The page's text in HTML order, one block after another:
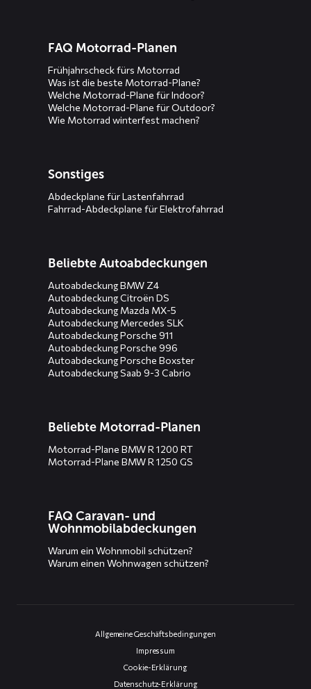
FAQ Motorrad-Planen
Frühjahrscheck fürs Motorrad
Was ist die beste Motorrad-Plane?
Welche Motorrad-Plane für Indoor?
Welche Motorrad-Plane für Outdoor?
Wie Motorrad winterfest machen?
Sonstiges
Abdeckplane für Lastenfahrrad
Fahrrad-Abdeckplane für Elektrofahrrad
Beliebte Autoabdeckungen
Autoabdeckung BMW Z4
Autoabdeckung Citroën DS
Autoabdeckung Mazda MX-5
Autoabdeckung Mercedes SLK
Autoabdeckung Porsche 911
Autoabdeckung Porsche 996
Autoabdeckung Porsche Boxster
Autoabdeckung Saab 9-3 Cabrio
Beliebte Motorrad-Planen
Motorrad-Plane BMW R 1200 RT
Motorrad-Plane BMW R 1250 GS
FAQ Caravan- und
Wohnmobilabdeckungen
Warum ein Wohnmobil schützen?
Warum einen Wohnwagen schützen?
Allgemeine Geschäftsbedingungen
Impressum
Cookie-Erklärung
Datenschutz-Erklärung